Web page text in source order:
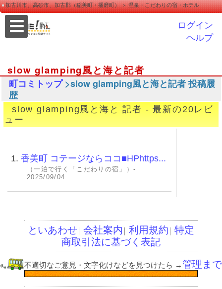
加古川市、高砂市、加古郡（稲美町・播磨町） ＞ 温泉・こだわりの宿・ホテル
ログイン
ヘルプ
slow glamping風と海と記者
町コミトップ>slow glamping風と海と記者 投稿履
歴
slow glamping風と海と 記者 - 最新の20レビ
ュー
1. 香美町 コテージならココ■HPhttps...
（一泊で行く「こだわりの宿」）-
2025/09/04
といあわせ 会社案内 利用規約 特定
商取引法に基づく表記
不適切なご意見・文字化けなどを見つけたら →管理まで